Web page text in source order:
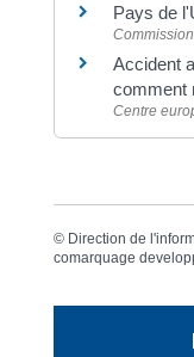
Pays de
Accident
comment
Centre
© Direction de
comarquage